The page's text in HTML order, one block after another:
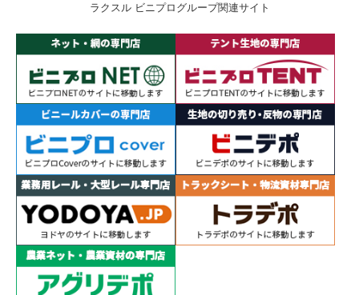
ラクスル ビニプログループ関連サイト